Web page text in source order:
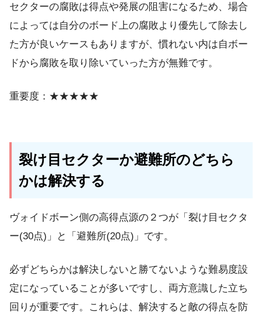
セクターの腐敗は得点や発展の阻害になるため、場合
によっては自分のボード上の腐敗より優先して除去し
た方が良いケースもありますが、慣れない内は自ボー
ドから腐敗を取り除いていった方が無難です。
重要度：★★★★★
裂け目セクターか避難所のどちら
かは解決する
ヴォイドボーン側の高得点源の２つが「裂け目セクタ
ー(30点)」と「避難所(20点)」です。
必ずどちらかは解決しないと勝てないような難易度設
定になっていることが多いですし、両方意識した立ち
回りが重要です。これらは、解決すると敵の得点を防